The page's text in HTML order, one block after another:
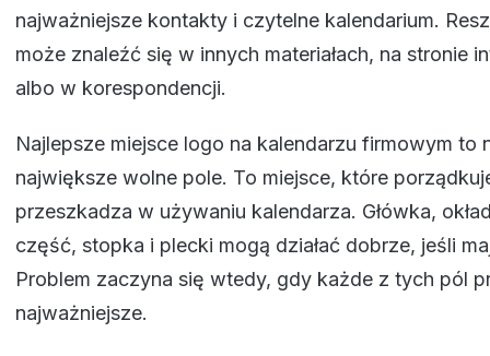
najważniejsze kontakty i czytelne kalendarium.
może znaleźć się w innych materiałach, na stronie
albo w korespondencji.
Najlepsze miejsce logo na kalendarzu firmowym to
największe wolne pole. To miejsce, które
przeszkadza w używaniu kalendarza. Główka,
część, stopka i plecki mogą działać dobrze, jeśli
Problem zaczyna się wtedy, gdy każde z tych pól
najważniejsze.